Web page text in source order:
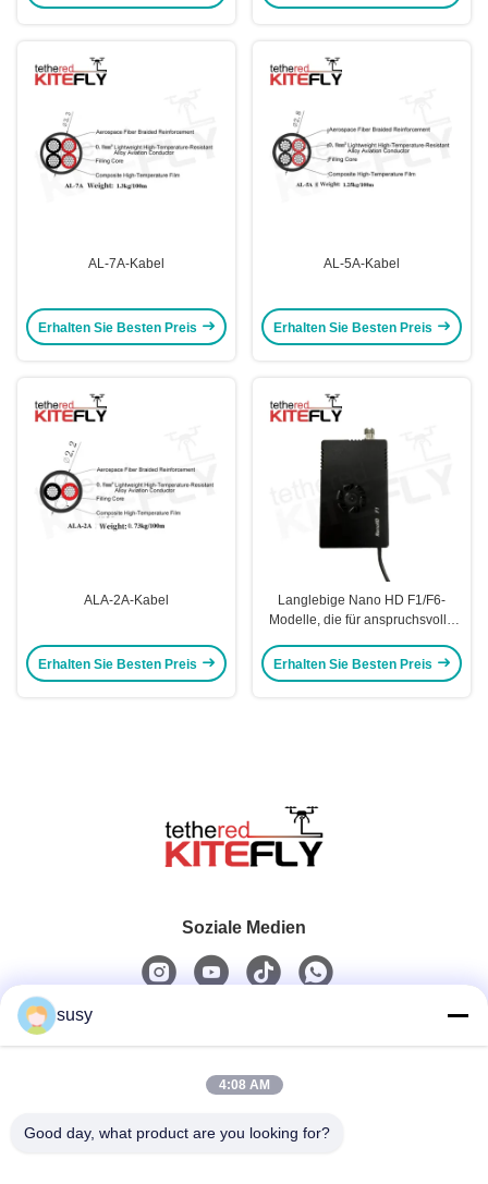
AL-7A-Kabel
Erhalten Sie Besten Preis
AL-5A-Kabel
Erhalten Sie Besten Preis
ALA-2A-Kabel
Erhalten Sie Besten Preis
Langlebige Nano HD F1/F6-
Modelle, die für anspruchsvolle
gleichbleibende Leistung bieten
Erhalten Sie Besten Preis
Soziale Medien
0086-19952400441
susy
4:08 AM
Good day, what product are you looking for?